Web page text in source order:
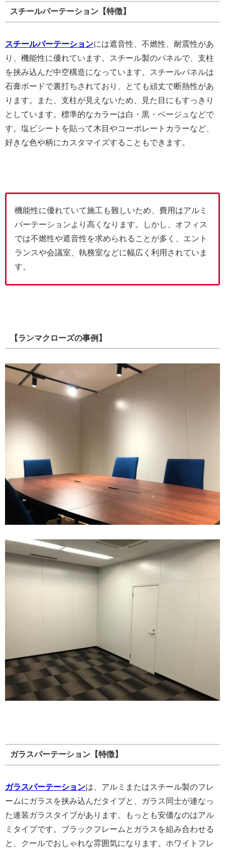
スチールパーテーション【特徴】
スチールパーテーションには遮音性、不燃性、耐震性があ
り、機能性に優れています。スチール製のパネルで、支柱
を挟み込んだ中空構造になっています。スチールパネルは
石膏ボードで裏打ちされており、とても頑丈で断熱性があ
ります。また、支柱が見えないため、見た目にもすっきり
としています。標準的なカラーは白・黒・ベージュなどで
す。塩ビシートを貼って木目やコーポレートカラーなど、
好きな色や柄にカスタマイズすることもできます。
機能性に優れていて施工も難しいため、費用はアルミ
パーテーションより高くなります。しかし、オフィス
では不燃性や遮音性を求められることが多く、エント
ランスや会議室、執務室などに幅広く利用されていま
す。
【ランマクローズの事例】
ガラスパーテーション【特徴】
ガラスパーテーションは、アルミまたはスチール製のフレ
ームにガラスを挟み込んだタイプと、ガラス同士が連なっ
た連装ガラスタイプがあります。もっとも安価なのはアル
ミタイプです。ブラックフレームとガラスを組み合わせる
と、クールでおしゃれな雰囲気になります。ホワイトフレ